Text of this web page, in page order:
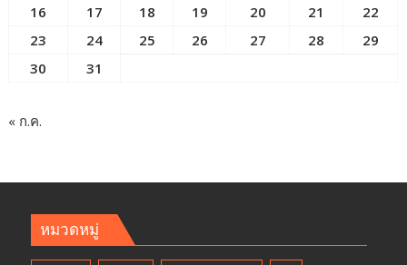
16
17 18 19 20 21
22
23
24 25 26 27 28
29
30
31
« ก.ค.
หมวดหมู่